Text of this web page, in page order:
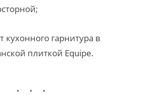
гарнитура в
плиткой Equipe.